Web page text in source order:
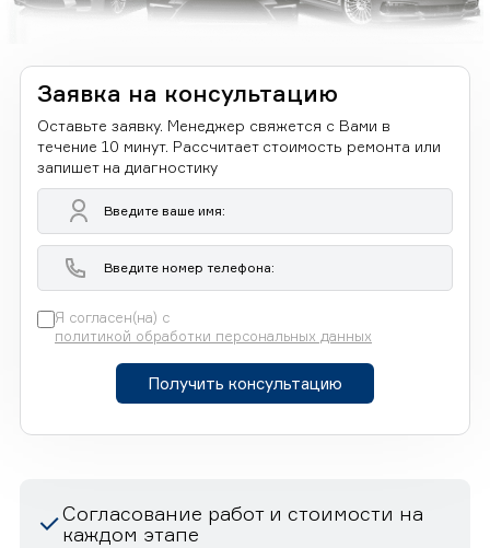
Заявка на консультацию
Оставьте заявку. Менеджер свяжется с Вами в
течение 10 минут. Рассчитает стоимость ремонта или
запишет на диагностику
Я согласен(на) с
политикой обработки персональных данных
Получить консультацию
Согласование работ и стоимости на
каждом этапе